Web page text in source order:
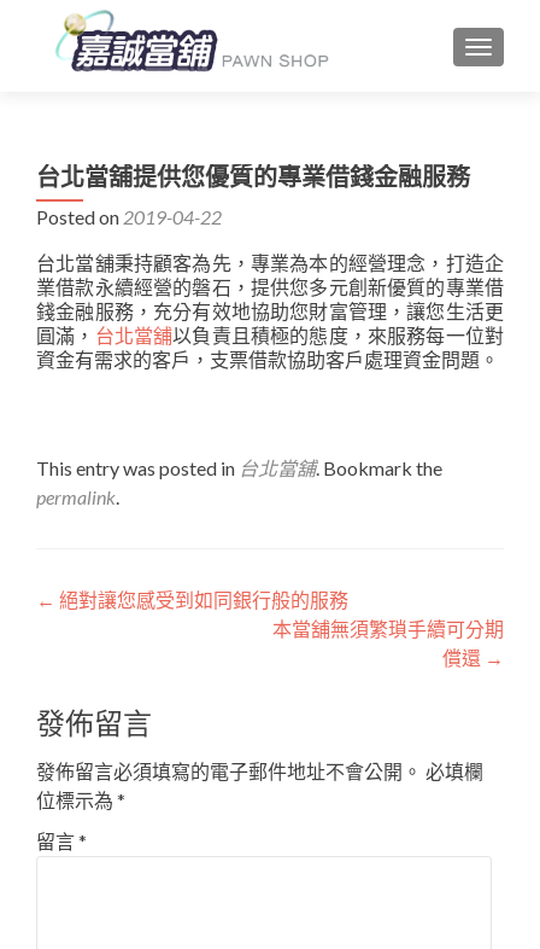
台北當舖提供您優質的專業借錢金融服務
Posted on 2019-04-22
台北當舖秉持顧客為先，專業為本的經營理念，打造企
業借款永續經營的磐石，提供您多元創新優質的專業借
錢金融服務，充分有效地協助您財富管理，讓您生活更
圓滿， 台北當舖以負責且積極的態度，來服務每一位對
資金有需求的客戶，支票借款協助客戶處理資金問題。
This entry was posted in 台北當舖. Bookmark the
permalink.
文
覽
← 絕對讓您感受到如同銀行般的服務
本當舖無須繁瑣手續可分期
償還 →
發佈留言
發佈留言必須填寫的電子郵件地址不會公開。 必填欄
位標示為 *
留言*